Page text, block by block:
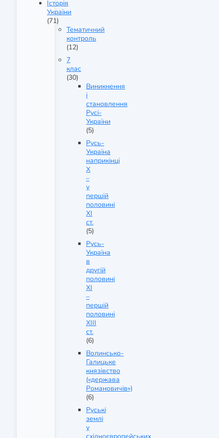
Історія
України
(71)
Тематичний
контроль
(12)
7
клас
(30)
Виникнення
і
становлення
Русі-
України
(5)
Русь-
Україна
наприкінці
X
–
у
першій
половині
XI
ст.
(5)
Русь-
Україна
в
другій
половині
ХІ
–
першій
половині
ХІІІ
ст.
(6)
Волинсько-
Галицьке
князівство
(«держава
Романовичів»)
(6)
Руські
землі
у
східноєвропейських